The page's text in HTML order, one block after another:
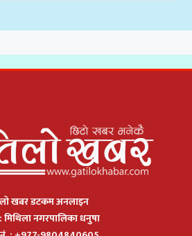
खबर डटकम अनलाइन
मिथिला नगरपालिका धनुषा